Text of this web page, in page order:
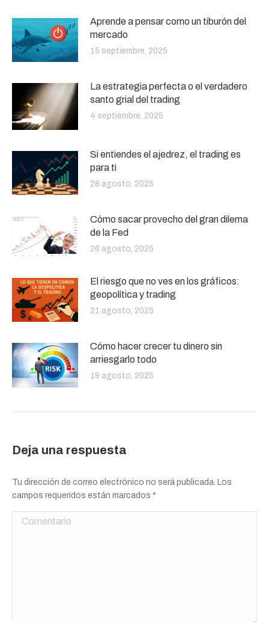
Aprende a pensar como un tiburón del
mercado
15 septiembre, 2025
La estrategia perfecta o el verdadero
santo grial del trading
4 septiembre, 2025
Si entiendes el ajedrez, el trading es
para ti
28 agosto, 2025
Cómo sacar provecho del gran dilema
de la Fed
26 agosto, 2025
El riesgo que no ves en los gráficos:
geopolítica y trading
21 agosto, 2025
Cómo hacer crecer tu dinero sin
arriesgarlo todo
19 agosto, 2025
Deja una respuesta
Tu dirección de correo electrónico no será publicada. Los
campos requeridos están marcados *
Comentario